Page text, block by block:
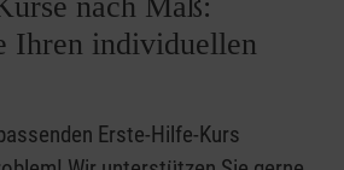
Ihren individuellen
Erste-Hilfe-Kurs